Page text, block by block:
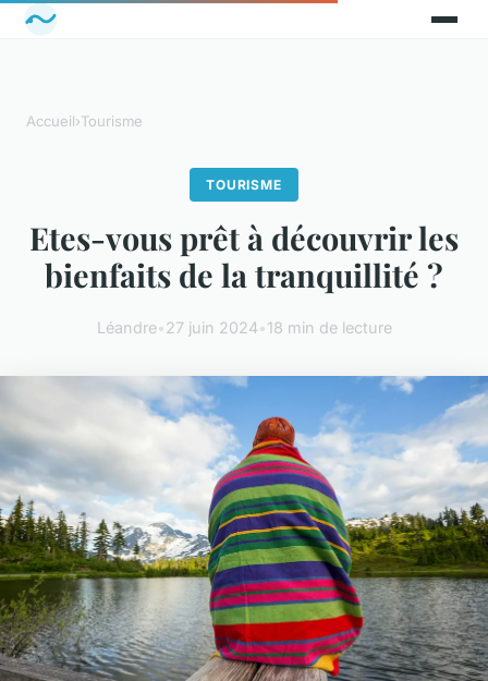
Accueil›Tourisme
TOURISME
Etes-vous prêt à découvrir les
bienfaits de la tranquillité ?
Léandre•27 juin 2024•18 min de lecture